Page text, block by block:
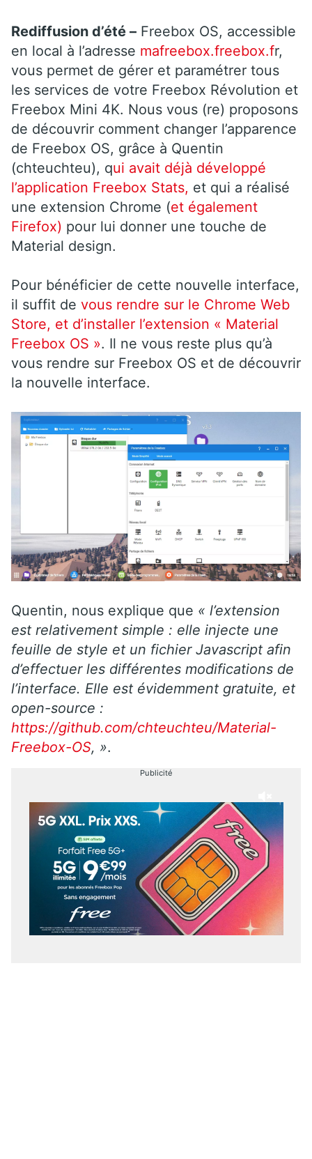
Rediffusion d’été – Freebox OS, accessible
en local à l’adresse mafreebox.freebox.fr,
vous permet de gérer et paramétrer tous
les services de votre Freebox Révolution et
Freebox Mini 4K. Nous vous (re) proposons
de découvrir comment changer l’apparence
de Freebox OS, grâce à Quentin
(chteuchteu), qui avait déjà développé
l’application Freebox Stats, et qui a réalisé
une extension Chrome (et également
Firefox) pour lui donner une touche de
Material design.
Pour bénéficier de cette nouvelle interface,
il suffit de vous rendre sur le Chrome Web
Store, et d’installer l’extension « Material
Freebox OS ». Il ne vous reste plus qu’à
vous rendre sur Freebox OS et de découvrir
la nouvelle interface.
Quentin, nous explique que « l’extension
est relativement simple : elle injecte une
feuille de style et un fichier Javascript afin
d’effectuer les différentes modifications de
l’interface. Elle est évidemment gratuite, et
open-source :
https://github.com/chteuchteu/Material-
Freebox-OS, ».
Publicité